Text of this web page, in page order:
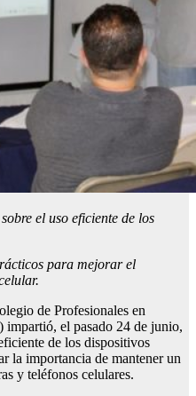
el uso eficiente de los
para mejorar el
de Profesionales en
el pasado 24 de junio,
de los dispositivos
la importancia de mantener un
y teléfonos celulares.